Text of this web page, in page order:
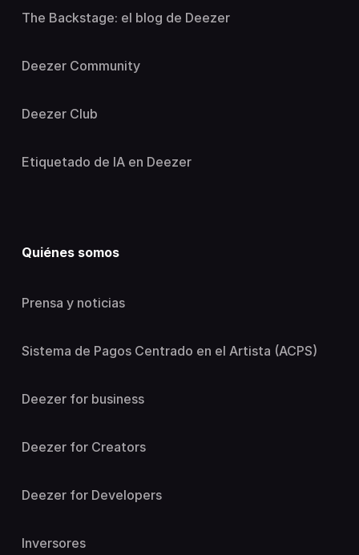
The Backstage: el blog de Deezer
Deezer Community
Deezer Club
Etiquetado de IA en Deezer
Quiénes somos
Prensa y noticias
Sistema de Pagos Centrado en el Artista (ACPS)
Deezer for business
Deezer for Creators
Deezer for Developers
Inversores